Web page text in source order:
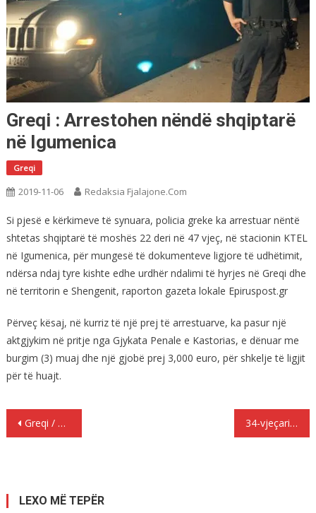
Greqi : Arrestohen nëndë shqiptarë
në Igumenica
Greqi
2019-11-06 Redaksia Fjalajone.com
Si pjesë e kërkimeve të synuara, policia greke ka arrestuar nëntë
shtetas shqiptarë të moshës 22 deri në 47 vjeç, në stacionin KTEL
në Igumenica, për mungesë të dokumenteve ligjore të udhëtimit,
ndërsa ndaj tyre kishte edhe urdhër ndalimi të hyrjes në Greqi dhe
në territorin e Shengenit, raporton gazeta lokale Epiruspost.gr
Përveç kësaj, në kurriz të një prej të arrestuarve, ka pasur një
aktgjykim në pritje nga Gjykata Penale e Kastorias, e dënuar me
burgim (3) muaj dhe një gjobë prej 3,000 euro, për shkelje të ligjit
për të huajt.
Lëvizje
Greqi / 1.178 fëmijë refugjatësh të zhdukur 34-vjeçari shqiptar kthehet në burg pasi mbaron lejen, por kapet me heroinë
LEXO MË TEPËR